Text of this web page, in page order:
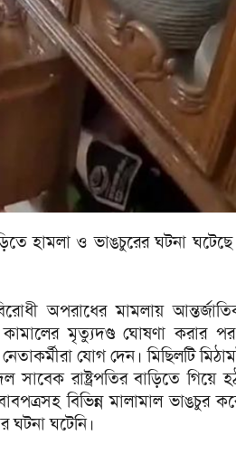
হামলা ও ভাঙচুরের ঘটনা
অপরাধের মামলায়
কামালের মৃত্যুদণ্ড ঘোষণা করার
যোগ দেন। মিছিলটি
রাষ্ট্রপতির বাড়িতে গিয়ে
বিভিন্ন মালামাল ভাঙচুর
ঘটনা ঘটেনি।